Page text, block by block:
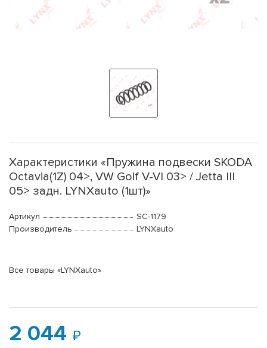
Характеристики «Пружина подвески SKODA
Octavia(1Z) 04>, VW Golf V-VI 03> / Jetta III
05> задн. LYNXauto (1шт)»
Артикул
SC-1179
Производитель
LYNXauto
Все товары «LYNXauto»
2 044